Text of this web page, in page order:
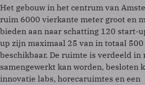
Het gebouw in het centrum van
ruim 6000 vierkante meter groot en
bieden aan naar schatting 120 start-
up zijn maximaal 25 van in totaal
beschikbaar. De ruimte is verdeeld in
samengewerkt kan worden, besloten
innovatie labs, horecaruimtes en een